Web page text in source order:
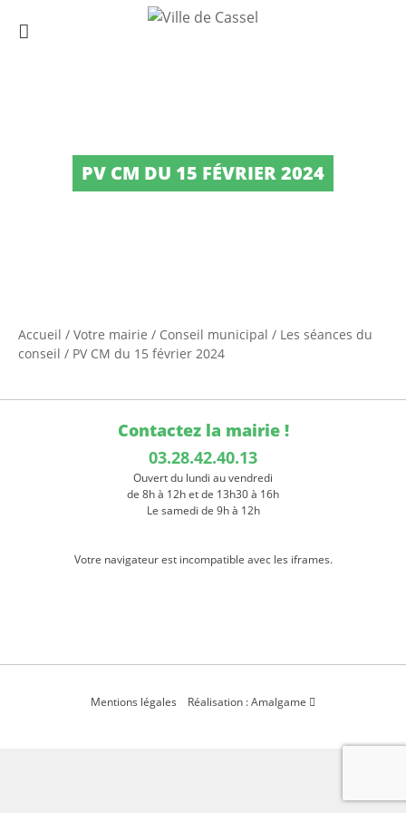
PV CM DU 15 FÉVRIER 2024
Accueil / Votre mairie / Conseil municipal / Les séances du
conseil / PV CM du 15 février 2024
Contactez la mairie !
03.28.42.40.13
Ouvert du lundi au vendredi
de 8h à 12h et de 13h30 à 16h
Le samedi de 9h à 12h
Votre navigateur est incompatible avec les iframes.
Mentions légales Réalisation : Amalgame